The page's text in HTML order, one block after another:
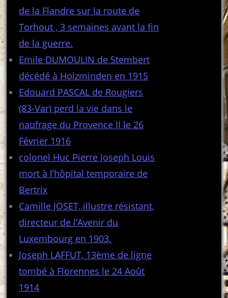
de la Flandre sur la route de
Torhout , 3 semaines avant la fin
de la guerre.
Emile DUMOULIN de Stembert
décédé à Holzminden en 1915
Edouard PASCAL de Rougiers
(83-Var) perd la vie dans le
naufrage du Provence II le 26
Février 1916
colonel Huc Pierre Joseph Louis
mort à l’hôpital temporaire de
Bertrix
Camille JOSET, illustre résistant,
directeur de l’Avenir du
Luxembourg en 1903.
Joseph LAFFUT, 13ème de ligne
tombé à Florennes le 24 Août
1914